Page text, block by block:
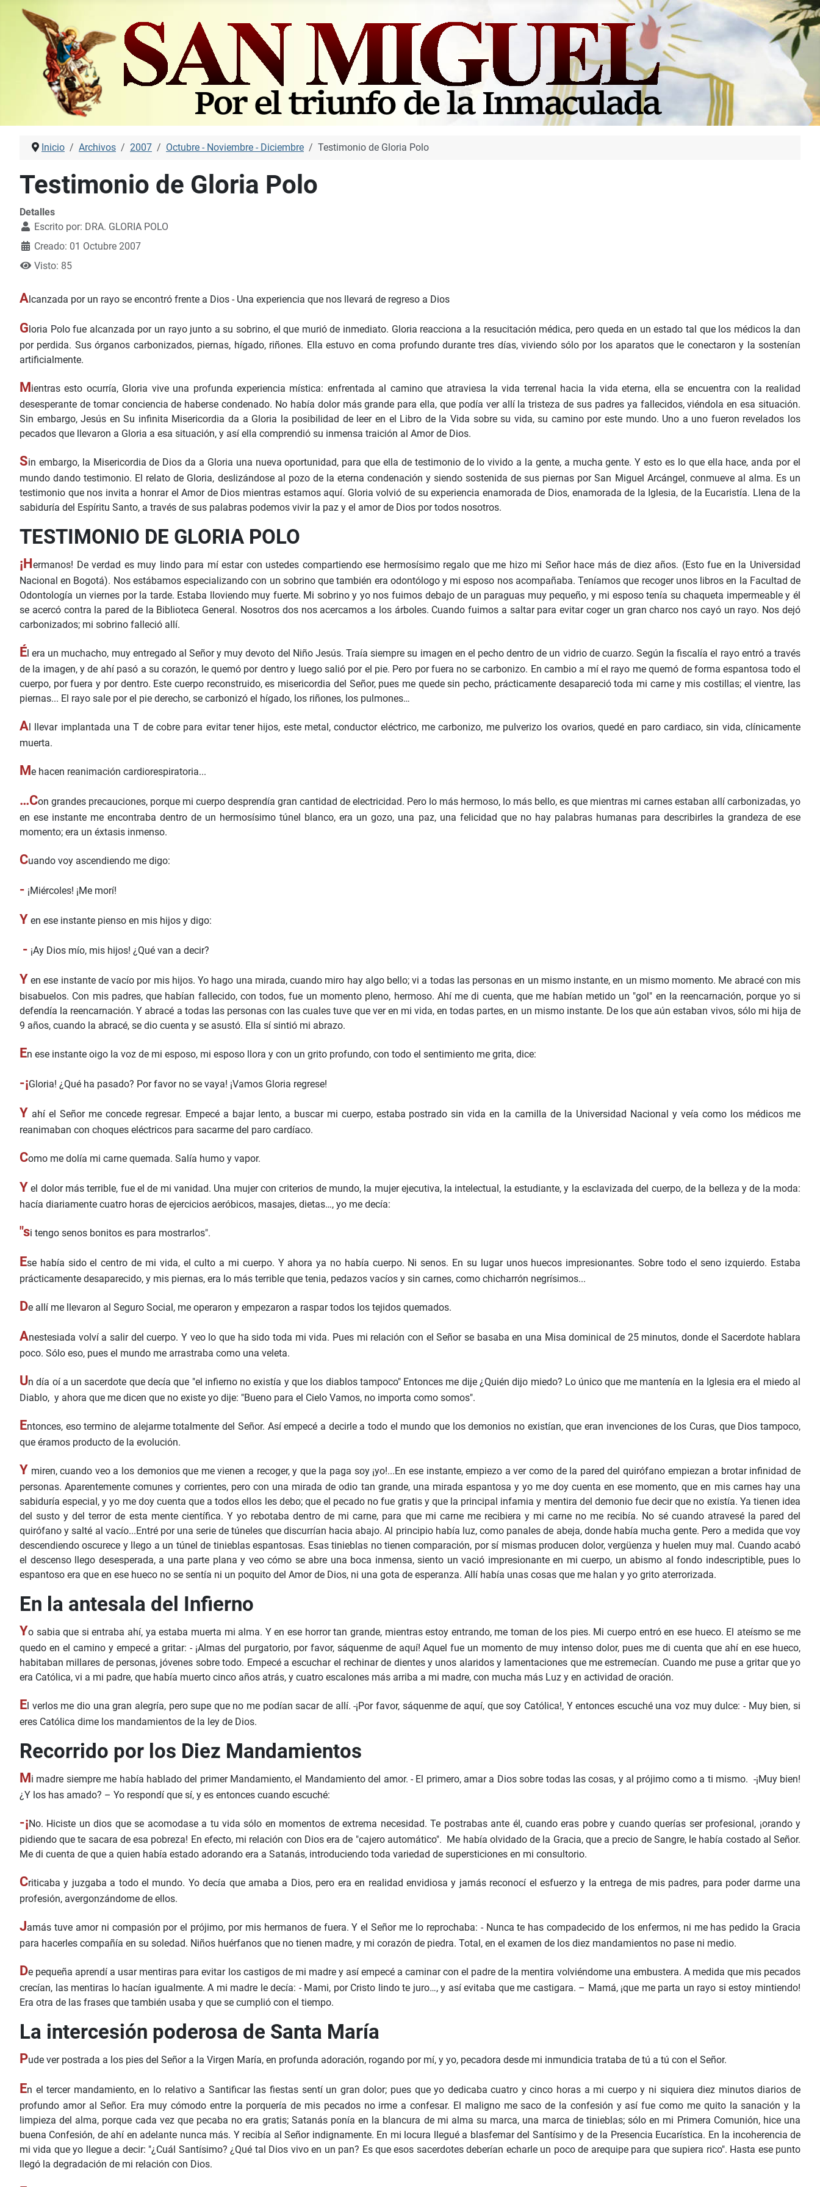
Inicio Archivos 2007 Octubre - Noviembre - Diciembre Testimonio de Gloria Polo
Testimonio de Gloria Polo
Detalles
Escrito por: DRA. GLORIA POLO
Creado: 01 Octubre 2007
Visto: 85
Alcanzada por un rayo se encontró frente a Dios - Una experiencia que nos llevará de regreso a Dios
Gloria Polo fue alcanzada por un rayo junto a su sobrino, el que murió de inmediato. Gloria reacciona a la resucitación médica, pero queda en un estado tal que los médicos la dan
por perdida. Sus órganos carbonizados, piernas, hígado, riñones. Ella estuvo en coma profundo durante tres días, viviendo sólo por los aparatos que le conectaron y la sostenían
artificialmente.
Mientras esto ocurría, Gloria vive una profunda experiencia mística: enfrentada al camino que atraviesa la vida terrenal hacia la vida eterna, ella se encuentra con la realidad
desesperante de tomar conciencia de haberse condenado. No había dolor más grande para ella, que podía ver allí la tristeza de sus padres ya fallecidos, viéndola en esa situación.
Sin embargo, Jesús en Su infinita Misericordia da a Gloria la posibilidad de leer en el Libro de la Vida sobre su vida, su camino por este mundo. Uno a uno fueron revelados los
pecados que llevaron a Gloria a esa situación, y así ella comprendió su inmensa traición al Amor de Dios.
Sin embargo, la Misericordia de Dios da a Gloria una nueva oportunidad, para que ella de testimonio de lo vivido a la gente, a mucha gente. Y esto es lo que ella hace, anda por el
mundo dando testimonio. El relato de Gloria, deslizándose al pozo de la eterna condenación y siendo sostenida de sus piernas por San Miguel Arcángel, conmueve al alma. Es un
testimonio que nos invita a honrar el Amor de Dios mientras estamos aquí. Gloria volvió de su experiencia enamorada de Dios, enamorada de la Iglesia, de la Eucaristía. Llena de la
sabiduría del Espíritu Santo, a través de sus palabras podemos vivir la paz y el amor de Dios por todos nosotros.
TESTIMONIO DE GLORIA POLO
¡Hermanos! De verdad es muy lindo para mí estar con ustedes compartiendo ese hermosísimo regalo que me hizo mi Señor hace más de diez años. (Esto fue en la Universidad
Nacional en Bogotá). Nos estábamos especializando con un sobrino que también era odontólogo y mi esposo nos acompañaba. Teníamos que recoger unos libros en la Facultad de
Odontología un viernes por la tarde. Estaba lloviendo muy fuerte. Mi sobrino y yo nos fuimos debajo de un paraguas muy pequeño, y mi esposo tenía su chaqueta impermeable y él
se acercó contra la pared de la Biblioteca General. Nosotros dos nos acercamos a los árboles. Cuando fuimos a saltar para evitar coger un gran charco nos cayó un rayo. Nos dejó
carbonizados; mi sobrino falleció allí.
Él era un muchacho, muy entregado al Señor y muy devoto del Niño Jesús. Traía siempre su imagen en el pecho dentro de un vidrio de cuarzo. Según la fiscalía el rayo entró a través
de la imagen, y de ahí pasó a su corazón, le quemó por dentro y luego salió por el pie. Pero por fuera no se carbonizo. En cambio a mí el rayo me quemó de forma espantosa todo el
cuerpo, por fuera y por dentro. Este cuerpo reconstruido, es misericordia del Señor, pues me quede sin pecho, prácticamente desapareció toda mi carne y mis costillas; el vientre, las
piernas... El rayo sale por el pie derecho, se carbonizó el hígado, los riñones, los pulmones…
Al llevar implantada una T de cobre para evitar tener hijos, este metal, conductor eléctrico, me carbonizo, me pulverizo los ovarios, quedé en paro cardiaco, sin vida, clínicamente
muerta.
Me hacen reanimación cardiorespiratoria...
…Con grandes precauciones, porque mi cuerpo desprendía gran cantidad de electricidad. Pero lo más hermoso, lo más bello, es que mientras mi carnes estaban allí carbonizadas, yo
en ese instante me encontraba dentro de un hermosísimo túnel blanco, era un gozo, una paz, una felicidad que no hay palabras humanas para describirles la grandeza de ese
momento; era un éxtasis inmenso.
Cuando voy ascendiendo me digo:
- ¡Miércoles! ¡Me morí!
Y en ese instante pienso en mis hijos y digo:
- ¡Ay Dios mío, mis hijos! ¿Qué van a decir?
Y en ese instante de vacío por mis hijos. Yo hago una mirada, cuando miro hay algo bello; vi a todas las personas en un mismo instante, en un mismo momento. Me abracé con mis
bisabuelos. Con mis padres, que habían fallecido, con todos, fue un momento pleno, hermoso. Ahí me di cuenta, que me habían metido un "gol" en la reencarnación, porque yo si
defendía la reencarnación. Y abracé a todas las personas con las cuales tuve que ver en mi vida, en todas partes, en un mismo instante. De los que aún estaban vivos, sólo mi hija de
9 años, cuando la abracé, se dio cuenta y se asustó. Ella sí sintió mi abrazo.
En ese instante oigo la voz de mi esposo, mi esposo llora y con un grito profundo, con todo el sentimiento me grita, dice:
-¡Gloria! ¿Qué ha pasado? Por favor no se vaya! ¡Vamos Gloria regrese!
Y ahí el Señor me concede regresar. Empecé a bajar lento, a buscar mi cuerpo, estaba postrado sin vida en la camilla de la Universidad Nacional y veía como los médicos me
reanimaban con choques eléctricos para sacarme del paro cardíaco.
Como me dolía mi carne quemada. Salía humo y vapor.
Y el dolor más terrible, fue el de mi vanidad. Una mujer con criterios de mundo, la mujer ejecutiva, la intelectual, la estudiante, y la esclavizada del cuerpo, de la belleza y de la moda:
hacía diariamente cuatro horas de ejercicios aeróbicos, masajes, dietas…, yo me decía:
"si tengo senos bonitos es para mostrarlos".
Ese había sido el centro de mi vida, el culto a mi cuerpo. Y ahora ya no había cuerpo. Ni senos. En su lugar unos huecos impresionantes. Sobre todo el seno izquierdo. Estaba
prácticamente desaparecido, y mis piernas, era lo más terrible que tenia, pedazos vacíos y sin carnes, como chicharrón negrísimos...
De allí me llevaron al Seguro Social, me operaron y empezaron a raspar todos los tejidos quemados.
Anestesiada volví a salir del cuerpo. Y veo lo que ha sido toda mi vida. Pues mi relación con el Señor se basaba en una Misa dominical de 25 minutos, donde el Sacerdote hablara
poco. Sólo eso, pues el mundo me arrastraba como una veleta.
Un día oí a un sacerdote que decía que "el infierno no existía y que los diablos tampoco" Entonces me dije ¿Quién dijo miedo? Lo único que me mantenía en la Iglesia era el miedo al
Diablo, y ahora que me dicen que no existe yo dije: "Bueno para el Cielo Vamos, no importa como somos".
Entonces, eso termino de alejarme totalmente del Señor. Así empecé a decirle a todo el mundo que los demonios no existían, que eran invenciones de los Curas, que Dios tampoco,
que éramos producto de la evolución.
Y miren, cuando veo a los demonios que me vienen a recoger, y que la paga soy ¡yo!...En ese instante, empiezo a ver como de la pared del quirófano empiezan a brotar infinidad de
personas. Aparentemente comunes y corrientes, pero con una mirada de odio tan grande, una mirada espantosa y yo me doy cuenta en ese momento, que en mis carnes hay una
sabiduría especial, y yo me doy cuenta que a todos ellos les debo; que el pecado no fue gratis y que la principal infamia y mentira del demonio fue decir que no existía. Ya tienen idea
del susto y del terror de esta mente científica. Y yo rebotaba dentro de mi carne, para que mi carne me recibiera y mi carne no me recibía. No sé cuando atravesé la pared del
quirófano y salté al vacío...Entré por una serie de túneles que discurrían hacia abajo. Al principio había luz, como panales de abeja, donde había mucha gente. Pero a medida que voy
descendiendo oscurece y llego a un túnel de tinieblas espantosas. Esas tinieblas no tienen comparación, por sí mismas producen dolor, vergüenza y huelen muy mal. Cuando acabó
el descenso llego desesperada, a una parte plana y veo cómo se abre una boca inmensa, siento un vació impresionante en mi cuerpo, un abismo al fondo indescriptible, pues lo
espantoso era que en ese hueco no se sentía ni un poquito del Amor de Dios, ni una gota de esperanza. Allí había unas cosas que me halan y yo grito aterrorizada.
En la antesala del Infierno
Yo sabia que si entraba ahí, ya estaba muerta mi alma. Y en ese horror tan grande, mientras estoy entrando, me toman de los pies. Mi cuerpo entró en ese hueco. El ateísmo se me
quedo en el camino y empecé a gritar: - ¡Almas del purgatorio, por favor, sáquenme de aquí! Aquel fue un momento de muy intenso dolor, pues me di cuenta que ahí en ese hueco,
habitaban millares de personas, jóvenes sobre todo. Empecé a escuchar el rechinar de dientes y unos alaridos y lamentaciones que me estremecían. Cuando me puse a gritar que yo
era Católica, vi a mi padre, que había muerto cinco años atrás, y cuatro escalones más arriba a mi madre, con mucha más Luz y en actividad de oración.
El verlos me dio una gran alegría, pero supe que no me podían sacar de allí. -¡Por favor, sáquenme de aquí, que soy Católica!, Y entonces escuché una voz muy dulce: - Muy bien, si
eres Católica dime los mandamientos de la ley de Dios.
Recorrido por los Diez Mandamientos
Mi madre siempre me había hablado del primer Mandamiento, el Mandamiento del amor. - El primero, amar a Dios sobre todas las cosas, y al prójimo como a ti mismo. -¡Muy bien!
¿Y los has amado? – Yo respondí que sí, y es entonces cuando escuché:
-¡No. Hiciste un dios que se acomodase a tu vida sólo en momentos de extrema necesidad. Te postrabas ante él, cuando eras pobre y cuando querías ser profesional, ¡orando y
pidiendo que te sacara de esa pobreza! En efecto, mi relación con Dios era de "cajero automático". Me había olvidado de la Gracia, que a precio de Sangre, le había costado al Señor.
Me di cuenta de que a quien había estado adorando era a Satanás, introduciendo toda variedad de supersticiones en mi consultorio.
Criticaba y juzgaba a todo el mundo. Yo decía que amaba a Dios, pero era en realidad envidiosa y jamás reconocí el esfuerzo y la entrega de mis padres, para poder darme una
profesión, avergonzándome de ellos.
Jamás tuve amor ni compasión por el prójimo, por mis hermanos de fuera. Y el Señor me lo reprochaba: - Nunca te has compadecido de los enfermos, ni me has pedido la Gracia
para hacerles compañía en su soledad. Niños huérfanos que no tienen madre, y mi corazón de piedra. Total, en el examen de los diez mandamientos no pase ni medio.
De pequeña aprendí a usar mentiras para evitar los castigos de mi madre y así empecé a caminar con el padre de la mentira volviéndome una embustera. A medida que mis pecados
crecían, las mentiras lo hacían igualmente. A mi madre le decía: - Mami, por Cristo lindo te juro…, y así evitaba que me castigara. – Mamá, ¡que me parta un rayo si estoy mintiendo!
Era otra de las frases que también usaba y que se cumplió con el tiempo.
La intercesión poderosa de Santa María
Pude ver postrada a los pies del Señor a la Virgen María, en profunda adoración, rogando por mí, y yo, pecadora desde mi inmundicia trataba de tú a tú con el Señor.
En el tercer mandamiento, en lo relativo a Santificar las fiestas sentí un gran dolor; pues que yo dedicaba cuatro y cinco horas a mi cuerpo y ni siquiera diez minutos diarios de
profundo amor al Señor. Era muy cómodo entre la porquería de mis pecados no irme a confesar. El maligno me saco de la confesión y así fue como me quito la sanación y la
limpieza del alma, porque cada vez que pecaba no era gratis; Satanás ponía en la blancura de mi alma su marca, una marca de tinieblas; sólo en mi Primera Comunión, hice una
buena Confesión, de ahí en adelante nunca más. Y recibía al Señor indignamente. En mi locura llegué a blasfemar del Santísimo y de la Presencia Eucarística. En la incoherencia de
mi vida que yo llegue a decir: "¿Cuál Santísimo? ¿Qué tal Dios vivo en un pan? Es que esos sacerdotes deberían echarle un poco de arequipe para que supiera rico". Hasta ese punto
llegó la degradación de mi relación con Dios.